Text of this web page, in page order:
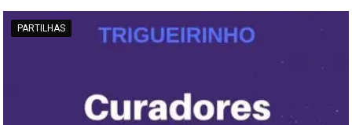
PARTILHAS